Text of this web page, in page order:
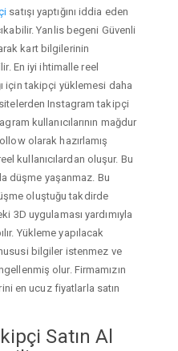
satışı yaptığını iddia eden
Yanlis begeni Güvenli
kart bilgilerinin
En iyi ihtimalle reel
için takipçi yüklemesi daha
Instagram takipçi
kullanıcılarının mağdur
olarak hazırlamış
kullanıcılardan oluşur. Bu
düşme yaşanmaz. Bu
oluştuğu takdirde
3D uygulaması yardımıyla
Yükleme yapılacak
bilgiler istenmez ve
olur. Firmamızın
en ucuz fiyatlarla satın
Satın Al